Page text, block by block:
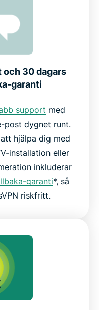
30 dagars
garanti
support med
post dygnet runt.
hjälpa dig med
installation eller
inkluderar
garanti*, så
riskfritt.